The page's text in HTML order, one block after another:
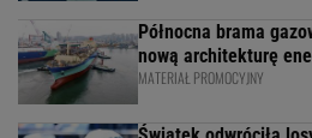
Północna brama
nową architekturę
MATERIAŁ PROMOCYJNY